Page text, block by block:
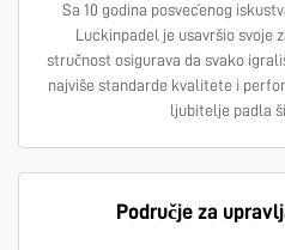
Sa 10 godina posvećenog
Luckinpadel je usavršio svoje
stručnost osigurava da svako
najviše standarde kvalitete i
ljubitelje padla
Područje za